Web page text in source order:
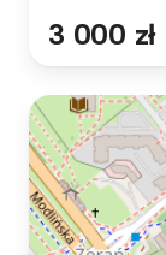
3 000 zł